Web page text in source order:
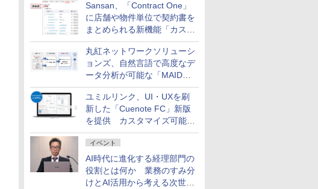
Sansan、「Contract One」
に店舗や物件単位で契約書を
まとめられる新機能「カスタ
ム契約ツリー」を追加
丸紅ネットワークソリューシ
ョンズ、自然言語で高度なデ
ータ分析が可能な「MAIDOA
AI ASSIST」を9月より提供
ユミルリンク、UI・UXを刷
新した「Cuenote FC」新版
を提供 カスタマイズ可能な
ダッシュボード画面を搭載
イベント
AI時代に進化する経理部門の
役割とは何か 業務のすみ分
けとAI活用から考える次世代